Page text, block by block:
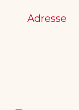
Adresse